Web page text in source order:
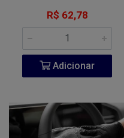
R$ 62,78
Adicionar